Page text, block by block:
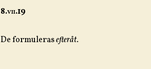
8.vii.19
De formulerasefteråt.